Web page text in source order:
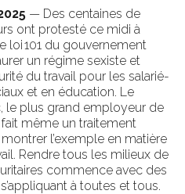
— Des centaines de
ont protesté ce midi à
loi 101 du gouvernement
un régime sexiste et
du travail pour les salarié-
et en éducation. Le
le plus grand employeur de
fait même un traitement
l’exemple en matière
Rendre tous les milieux de
commence avec des
à toutes et tous.